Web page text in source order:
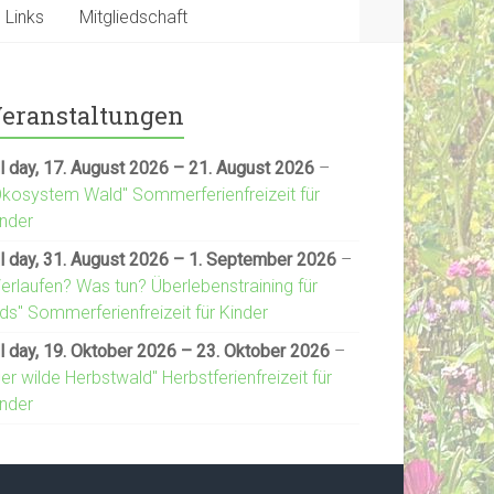
Links Mitgliedschaft
day, 17. August 2026 – 21. August 2026 –
Wald" Sommerferienfreizeit für
day,31. August 2026 – 1. September 2026 –
Was tun? Überlebenstraining für
Sommerferienfreizeit für Kinder
day, 19. Oktober 2026 – 23. Oktober 2026 –
wilde Herbstwald" Herbstferienfreizeit für